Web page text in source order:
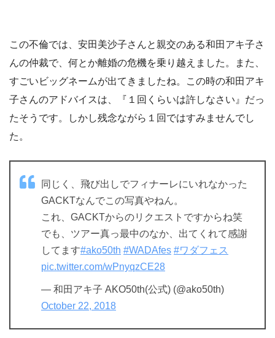
この不倫では、安田美沙子さんと親交のある和田アキ子さ
んの仲裁で、何とか離婚の危機を乗り越えました。また、
すごいビッグネームが出てきましたね。この時の和田アキ
子さんのアドバイスは、『１回くらいは許しなさい』だっ
たそうです。しかし残念ながら１回ではすみませんでし
た。
同じく、飛び出しでフィナーレにいれなかった
GACKTなんでこの写真やねん。
これ、GACKTからのリクエストですからね笑
でも、ツアー真っ最中のなか、出てくれて感謝
してます#ako50th #WADAfes #ワダフェス
pic.twitter.com/wPnyqzCE28
— 和田アキ子 AKO50th(公式) (@ako50th)
October 22, 2018